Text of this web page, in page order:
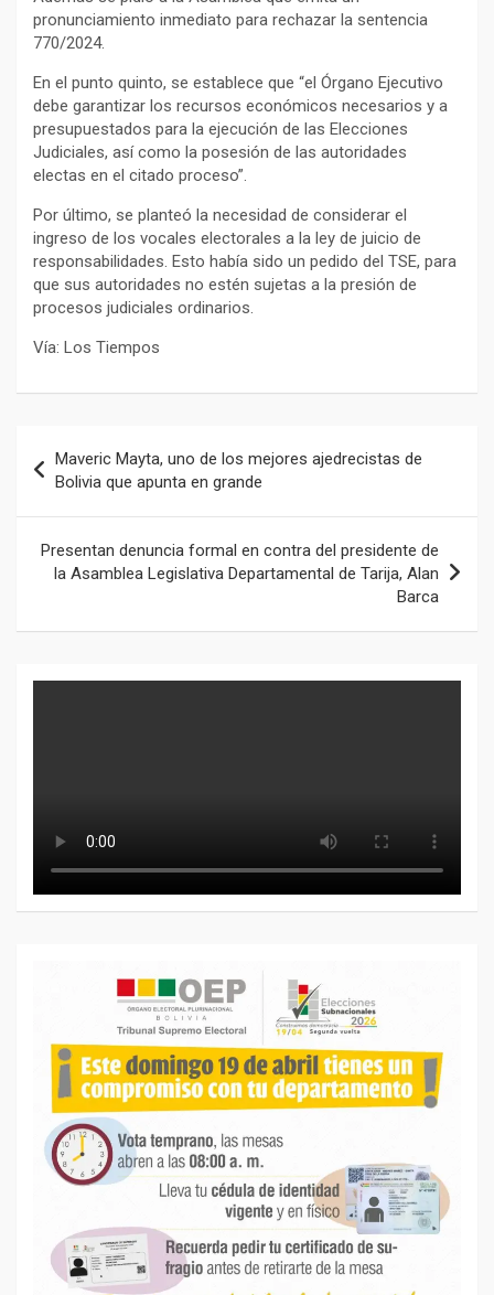
pronunciamiento inmediato para rechazar la sentencia
770/2024.
En el punto quinto, se establece que “el Órgano Ejecutivo
debe garantizar los recursos económicos necesarios y a
presupuestados para la ejecución de las Elecciones
Judiciales, así como la posesión de las autoridades
electas en el citado proceso”.
Por último, se planteó la necesidad de considerar el
ingreso de los vocales electorales a la ley de juicio de
responsabilidades. Esto había sido un pedido del TSE, para
que sus autoridades no estén sujetas a la presión de
procesos judiciales ordinarios.
Vía: Los Tiempos
de
entradas
Maveric Mayta, uno de los mejores ajedrecistas de
Bolivia que apunta en grande
Presentan denuncia formal en contra del presidente de
la Asamblea Legislativa Departamental de Tarija, Alan
Barca